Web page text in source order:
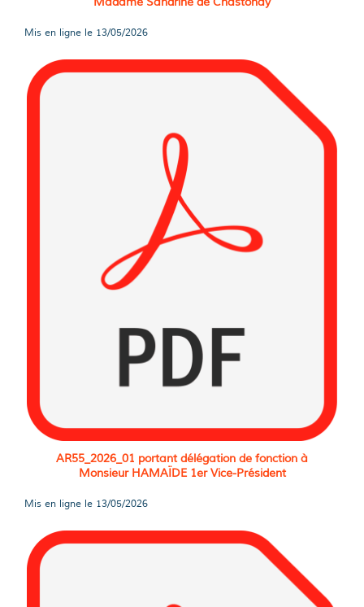
Mis en ligne le 13/05/2026
AR55_2026_01 portant délégation de fonction à
Monsieur HAMAÏDE 1er Vice-Président
Mis en ligne le 13/05/2026